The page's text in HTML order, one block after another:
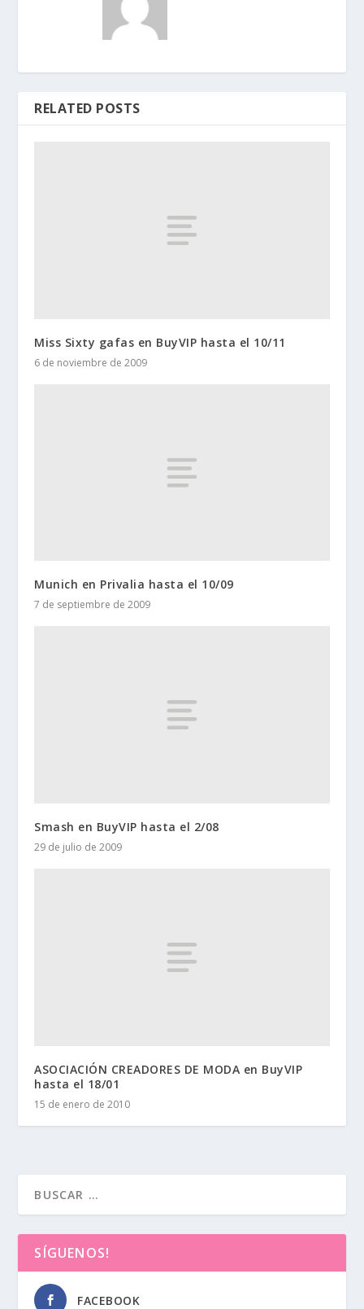
RELATED POSTS
Miss Sixty gafas en BuyVIP hasta el 10/11
6 de noviembre de 2009
Munich en Privalia hasta el 10/09
7 de septiembre de 2009
Smash en BuyVIP hasta el 2/08
29 de julio de 2009
ASOCIACIÓN CREADORES DE MODA en BuyVIP
hasta el 18/01
15 de enero de 2010
SÍGUENOS!
FACEBOOK